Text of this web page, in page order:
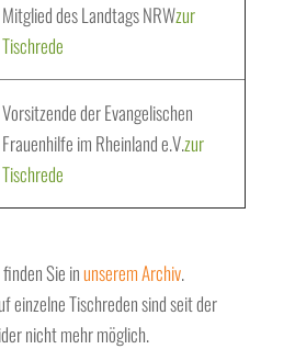
Mitglied des Landtags NRWzur
Tischrede
Vorsitzende der Evangelischen
Frauenhilfe im Rheinland e.V.zur
Tischrede
Sie inunserem Archiv.
einzelne Tischreden sind seit der
nicht mehr möglich.